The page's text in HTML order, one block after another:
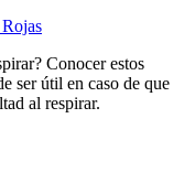
Conocer estos
ser útil en caso de que
al respirar.